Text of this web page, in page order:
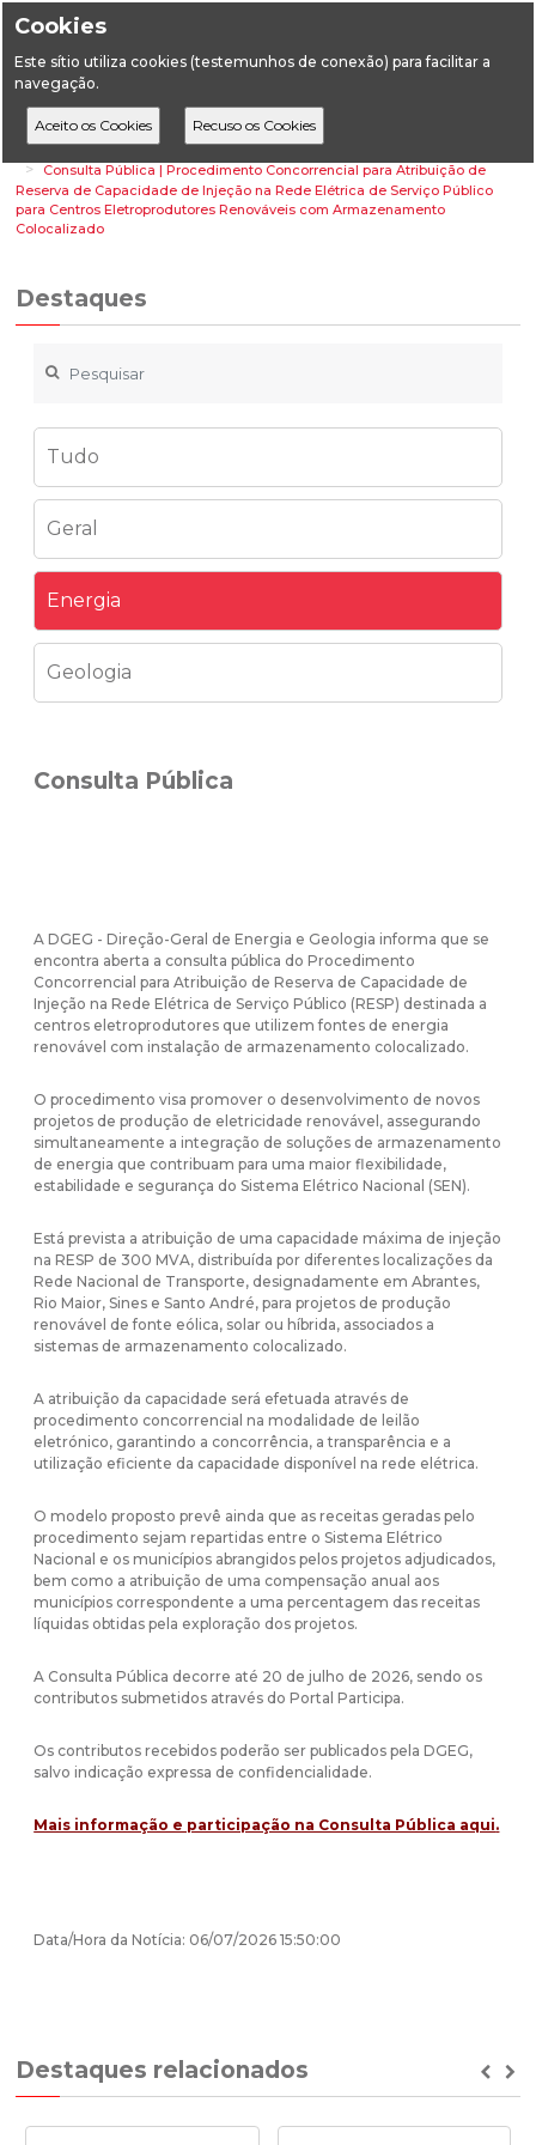
Cookies
Este sítio utiliza cookies (testemunhos de conexão) para facilitar a
navegação.
HomeDestaques
Energia
Consulta Pública | Procedimento Concorrencial para Atribuição de
Reserva de Capacidade de Injeção na Rede Elétrica de Serviço Público
para Centros Eletroprodutores Renováveis com Armazenamento
Colocalizado
Destaques
Tudo
Geral
Energia
Geologia
Consulta Pública
A DGEG - Direção-Geral de Energia e Geologia informa que se
encontra aberta a consulta pública do Procedimento
Concorrencial para Atribuição de Reserva de Capacidade de
Injeção na Rede Elétrica de Serviço Público (RESP) destinada a
centros eletroprodutores que utilizem fontes de energia
renovável com instalação de armazenamento colocalizado.
O procedimento visa promover o desenvolvimento de novos
projetos de produção de eletricidade renovável, assegurando
simultaneamente a integração de soluções de armazenamento
de energia que contribuam para uma maior flexibilidade,
estabilidade e segurança do Sistema Elétrico Nacional (SEN).
Está prevista a atribuição de uma capacidade máxima de injeção
na RESP de 300 MVA, distribuída por diferentes localizações da
Rede Nacional de Transporte, designadamente em Abrantes,
Rio Maior, Sines e Santo André, para projetos de produção
renovável de fonte eólica, solar ou híbrida, associados a
sistemas de armazenamento colocalizado.
A atribuição da capacidade será efetuada através de
procedimento concorrencial na modalidade de leilão
eletrónico, garantindo a concorrência, a transparência e a
utilização eficiente da capacidade disponível na rede elétrica.
O modelo proposto prevê ainda que as receitas geradas pelo
procedimento sejam repartidas entre o Sistema Elétrico
Nacional e os municípios abrangidos pelos projetos adjudicados,
bem como a atribuição de uma compensação anual aos
municípios correspondente a uma percentagem das receitas
líquidas obtidas pela exploração dos projetos.
A Consulta Pública decorre até 20 de julho de 2026, sendo os
contributos submetidos através do Portal Participa.
Os contributos recebidos poderão ser publicados pela DGEG,
salvo indicação expressa de confidencialidade.
Mais informação e participação na Consulta Pública aqui.
Data/Hora da Notícia: 06/07/2026 15:50:00
Destaques relacionados